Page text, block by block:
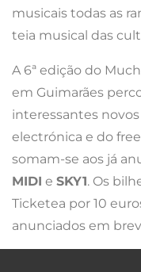
musicais todas as
teia musical das
A 6ª edição do
em Guimarães
interessantes
electrónica e do
somam-se aos já
MIDI e SKY1. Os
Ticketea por 10
anunciados em